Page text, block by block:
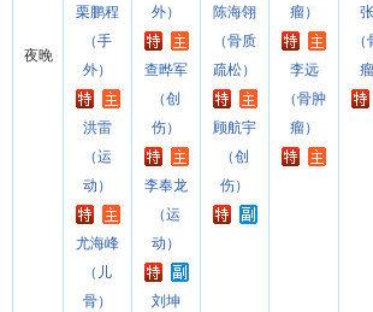
夜晚
栗鹏程
（手
外）
洪雷
（运
动）
尤海峰
（儿
骨）
外）
查晔军
（创
伤）
李奉龙
（运
动）
刘坤
陈海翎
（骨质
疏松）
顾航宇
（创
伤）
瘤）
李远
（骨肿
瘤）
瘤